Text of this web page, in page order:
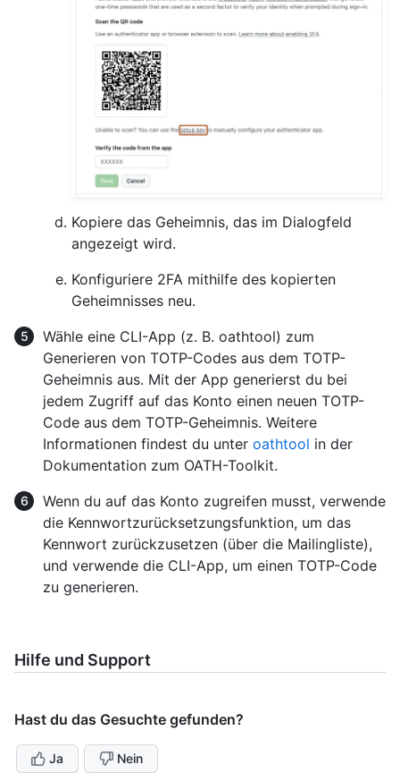
Kopiere das Geheimnis, das im Dialogfeld
angezeigt wird.
Konfiguriere 2FA mithilfe des kopierten
Geheimnisses neu.
Wähle eine CLI-App (z. B. oathtool) zum
Generieren von TOTP-Codes aus dem TOTP-
Geheimnis aus. Mit der App generierst du bei
jedem Zugriff auf das Konto einen neuen TOTP-
Code aus dem TOTP-Geheimnis. Weitere
Informationen findest du unter oathtool in der
Dokumentation zum OATH-Toolkit.
Wenn du auf das Konto zugreifen musst, verwende
die Kennwortzurücksetzungsfunktion, um das
Kennwort zurückzusetzen (über die Mailingliste),
und verwende die CLI-App, um einen TOTP-Code
zu generieren.
Hilfe und Support
Hast du das Gesuchte gefunden?
Ja Nein